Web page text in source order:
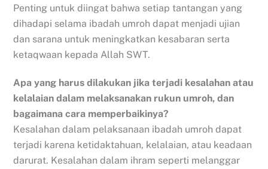
Penting untuk diingat bahwa setiap tantangan yang
dihadapi selama ibadah umroh dapat menjadi ujian
dan sarana untuk meningkatkan kesabaran serta
ketaqwaan kepada Allah SWT.
Apa yang harus dilakukan jika terjadi kesalahan atau
kelalaian dalam melaksanakan rukun umroh, dan
bagaimana cara memperbaikinya?
Kesalahan dalam pelaksanaan ibadah umroh dapat
terjadi karena ketidaktahuan, kelalaian, atau keadaan
darurat. Kesalahan dalam ihram seperti melanggar